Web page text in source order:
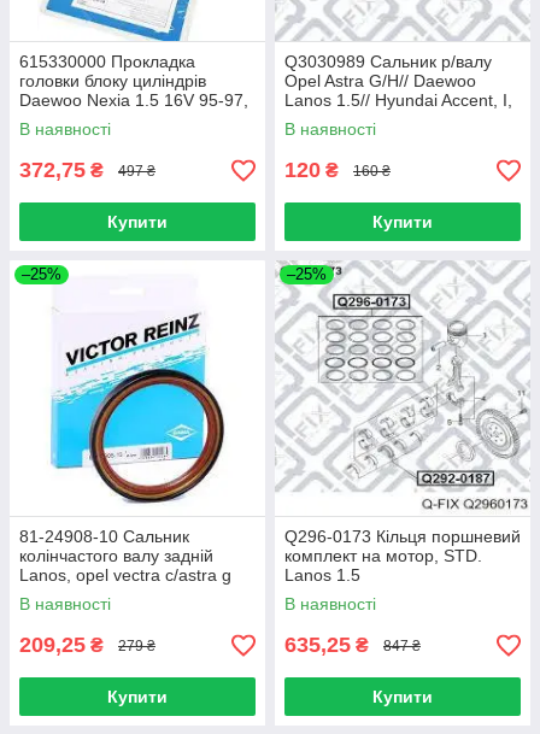
615330000 Прокладка
головки блоку циліндрів
Daewoo Nexia 1.5 16V 95-97,
Ø78,00 m
В наявності
372,75 ₴ 497 ₴
Купити
Q3030989 Сальник р/валу
Opel Astra G/H// Daewoo
Lanos 1.5// Hyundai Accent, I,
II, Coupe, Matrix, S Coupe
1.3-1.6
В наявності
120 ₴ 160 ₴
Купити
–25%
81-24908-10 Сальник
колінчастого валу задній
Lanos, opel vectra c/astra g
07- (13s/c14nz) (reinz)
В наявності
209,25 ₴ 279 ₴
Купити
–25%
Q296-0173 Кільця поршневий
комплект на мотор, STD.
Lanos 1.5
В наявності
635,25 ₴ 847 ₴
Купити